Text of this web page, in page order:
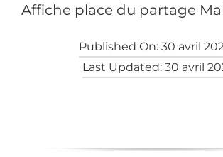
Affiche place du partage
Published On: 30 avril
Last Updated: 30 avril